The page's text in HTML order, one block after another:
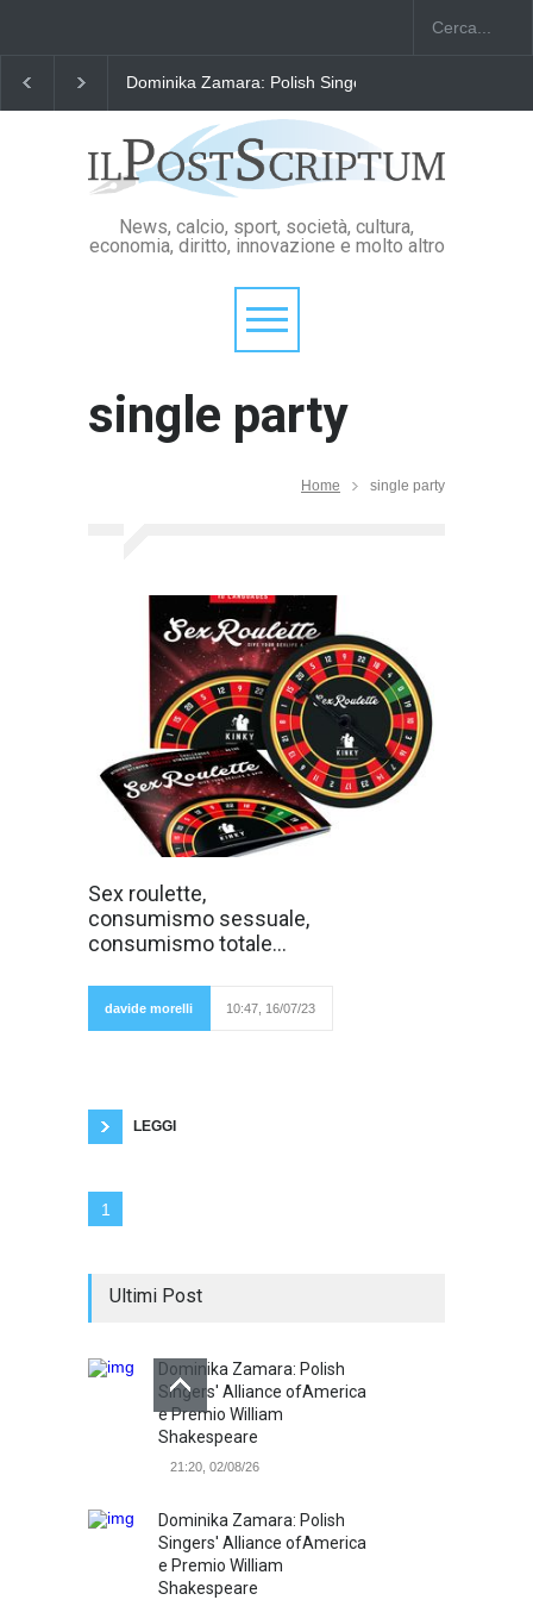
Dominika Zamara: Polish Singers' Alliance ofAmerica
News, calcio, sport, società, cultura,
economia, diritto, innovazione e molto altro
single party
Home single party
Sex roulette,
consumismo sessuale,
consumismo totale...
davide morelli 10:47, 16/07/23
LEGGI
1
Ultimi Post
Dominika Zamara: Polish
Singers' Alliance ofAmerica
e Premio William
Shakespeare
21:20, 02/08/26
Dominika Zamara: Polish
Singers' Alliance ofAmerica
e Premio William
Shakespeare